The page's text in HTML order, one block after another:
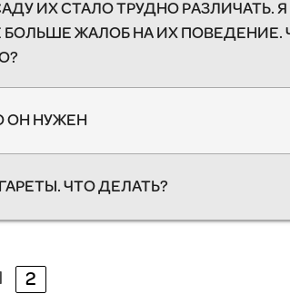
ИХ СТАЛО ТРУДНО РАЗЛИЧАТЬ.
ЖАЛОБ НА ИХ ПОВЕДЕНИЕ.
ОН НУЖЕН
ЧТО ДЕЛАТЬ?
2